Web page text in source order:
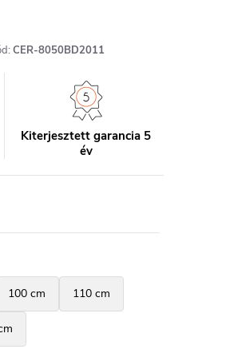
CER-8050BD2011
Kiterjesztett garancia 5
év